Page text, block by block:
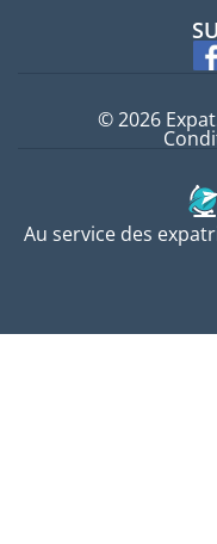
Au service des
© 2026